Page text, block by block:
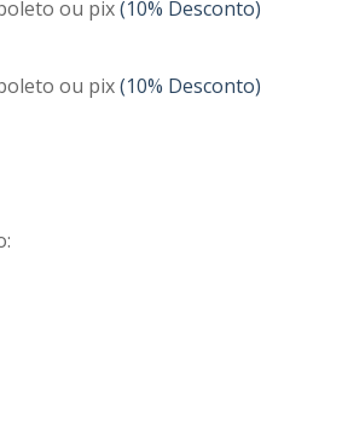
ou pix(10% Desconto)
ou pix(10% Desconto)